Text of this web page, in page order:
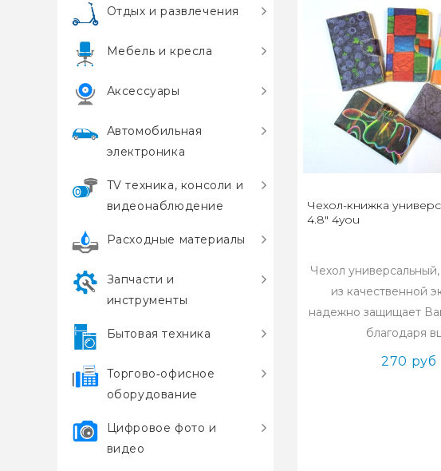
Отдых и развлечения
Мебель и кресла
Аксессуары
Автомобильная
электроника
TV техника, консоли и
видеонаблюдение
Расходные материалы
Запчасти и
инструменты
Бытовая техника
Торгово‑офисное
оборудование
Цифровое фото и
видео
Чехол-книжка
4.8" 4you
Чехол универсальный,
из качественной
надежно защищает
благодаря
270 руб